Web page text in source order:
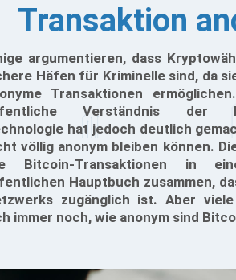
Transaktion
argumentieren, dass
Häfen für Kriminelle sind, da
Transaktionen
Verständnis der
hat jedoch deutlich
völlig anonym bleiben können.
Bitcoin-Transaktionen in
Hauptbuch zusammen,
zugänglich ist. Aber
immer noch, wie anonym sind